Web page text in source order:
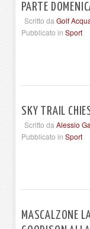
PARTE
Scritto da Golf
Pubblicato in Sport
SKY TRAIL
Scritto da Alessio
Pubblicato in Sport
MASCALZONE